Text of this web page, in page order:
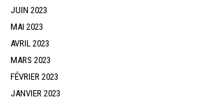
JUIN 2023
MAI 2023
AVRIL 2023
MARS 2023
FÉVRIER 2023
JANVIER 2023